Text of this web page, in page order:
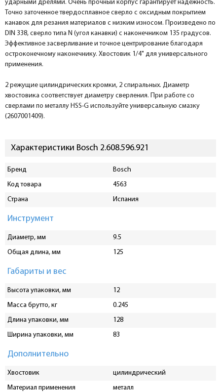
ударными дрелями. Очень прочный корпус гарантирует надежность.
Точно заточенное твердосплавное сверло с оксидным покрытием
канавок для резания материалов с низким износом. Произведено по
DIN 338, сверло типа N (угол канавки) с наконечником 135 градусов.
Эффективное засверливание и точное центрирование благодаря
остроконечному наконечнику. Хвостовик 1/4" для универсального
применения.
2 режущие цилиндрических кромки, 2 спиральных. Диаметр
хвостовика соответствует диаметру сверления. При работе со
сверлами по металлу HSS-G используйте универсальную смазку
(2607001409).
Характеристики Bosch 2.608.596.921
Бренд
Bosch
Код товара
4563
Страна
Испания
Инструмент
Диаметр, мм
9.5
Общая длина, мм
125
Габариты и вес
Высота упаковки, мм
12
Масса брутто, кг
0.245
Длина упаковки, мм
128
Ширина упаковки, мм
83
Дополнительно
Хвостовик
цилиндрический
Материал применения
металл